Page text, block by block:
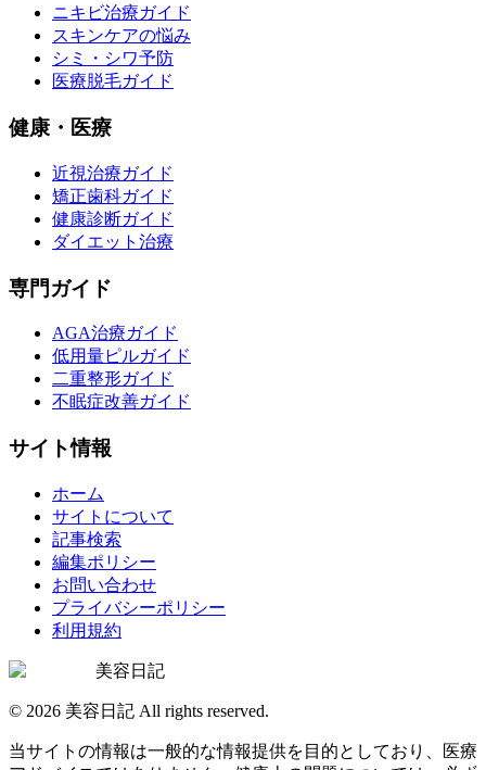
ニキビ治療ガイド
スキンケアの悩み
シミ・シワ予防
医療脱毛ガイド
健康・医療
近視治療ガイド
矯正歯科ガイド
健康診断ガイド
ダイエット治療
専門ガイド
AGA治療ガイド
低用量ピルガイド
二重整形ガイド
不眠症改善ガイド
サイト情報
ホーム
サイトについて
記事検索
編集ポリシー
お問い合わせ
プライバシーポリシー
利用規約
美容日記
© 2026 美容日記 All rights reserved.
当サイトの情報は一般的な情報提供を目的としており、医療